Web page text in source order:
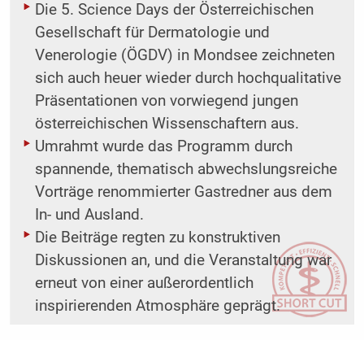
Die 5. Science Days der Österreichischen
Gesellschaft für Dermatologie und
Venerologie (ÖGDV) in Mondsee zeichneten
sich auch heuer wieder durch hochqualitative
Präsentationen von ­vorwiegend jungen
österreichischen Wissenschaftern aus.
Umrahmt wurde das Programm durch
spannende, thematisch abwechslungsreiche
Vorträge renommierter Gastredner aus dem
In- und Ausland.
Die Beiträge regten zu konstruktiven
Diskussionen an, und die Veranstaltung war
erneut von einer außerordentlich
inspirierenden Atmosphäre geprägt.